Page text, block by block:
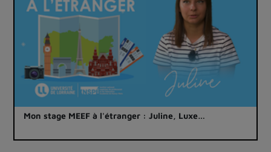
Mon stage MEEF à l'étranger : Juline, Luxe…